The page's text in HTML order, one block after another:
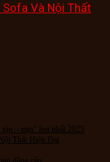
Và Nội Thất
xịn – mịn” hot nhất 2025
Thất Hiện Đại